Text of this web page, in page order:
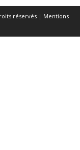
réservés | Mentions